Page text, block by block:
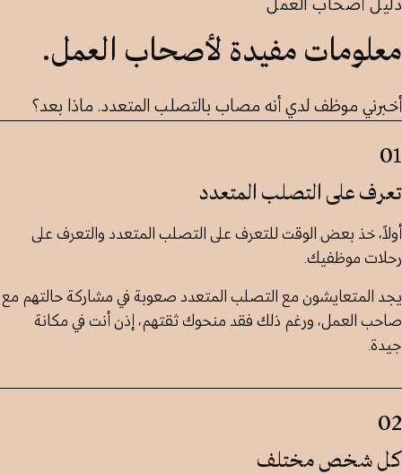
دليل أصحاب العمل
معلومات مفيدة لأصحاب العمل.
أخبرني موظف لدي أنه مصاب بالتصلب المتعدد. ماذا بعد؟
01
تعرف على التصلب المتعدد
أولاً، خذ بعض الوقت للتعرف على التصلب المتعدد والتعرف على
رحلات موظفيك.
يجد المتعايشون مع التصلب المتعدد صعوبة في مشاركة حالتهم مع
صاحب العمل، ورغم ذلك فقد منحوك ثقتهم، إذن أنت في مكانة
جيدة.
02
كل شخص مختلف